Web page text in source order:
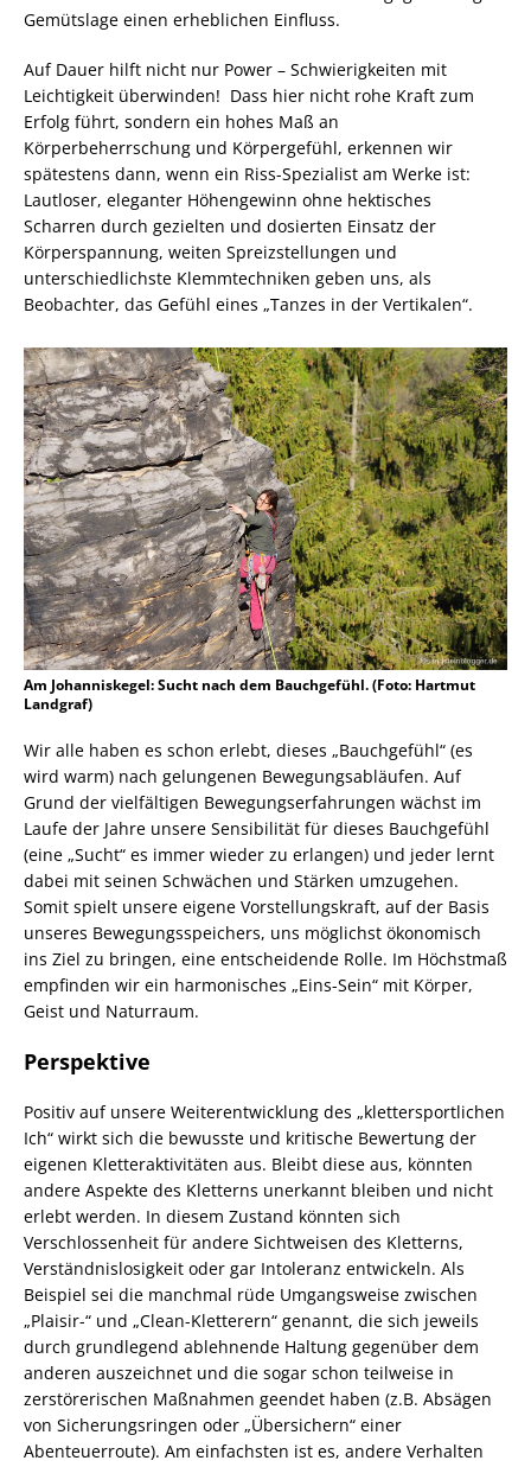
Gemütslage einen erheblichen Einfluss.
Auf Dauer hilft nicht nur Power – Schwierigkeiten mit
Leichtigkeit überwinden! Dass hier nicht rohe Kraft zum
Erfolg führt, sondern ein hohes Maß an
Körperbeherrschung und Körpergefühl, erkennen wir
spätestens dann, wenn ein Riss-Spezialist am Werke ist:
Lautloser, eleganter Höhengewinn ohne hektisches
Scharren durch gezielten und dosierten Einsatz der
Körperspannung, weiten Spreizstellungen und
unterschiedlichste Klemmtechniken geben uns, als
Beobachter, das Gefühl eines „Tanzes in der Vertikalen“.
Am Johanniskegel: Sucht nach dem Bauchgefühl. (Foto: Hartmut
Landgraf)
Wir alle haben es schon erlebt, dieses „Bauchgefühl“ (es
wird warm) nach gelungenen Bewegungsabläufen. Auf
Grund der vielfältigen Bewegungserfahrungen wächst im
Laufe der Jahre unsere Sensibilität für dieses Bauchgefühl
(eine „Sucht“ es immer wieder zu erlangen) und jeder lernt
dabei mit seinen Schwächen und Stärken umzugehen.
Somit spielt unsere eigene Vorstellungskraft, auf der Basis
unseres Bewegungsspeichers, uns möglichst ökonomisch
ins Ziel zu bringen, eine entscheidende Rolle. Im Höchstmaß
empfinden wir ein harmonisches „Eins-Sein“ mit Körper,
Geist und Naturraum.
Perspektive
Positiv auf unsere Weiterentwicklung des „klettersportlichen
Ich“ wirkt sich die bewusste und kritische Bewertung der
eigenen Kletteraktivitäten aus. Bleibt diese aus, könnten
andere Aspekte des Kletterns unerkannt bleiben und nicht
erlebt werden. In diesem Zustand könnten sich
Verschlossenheit für andere Sichtweisen des Kletterns,
Verständnislosigkeit oder gar Intoleranz entwickeln. Als
Beispiel sei die manchmal rüde Umgangsweise zwischen
„Plaisir-“ und „Clean-Kletterern“ genannt, die sich jeweils
durch grundlegend ablehnende Haltung gegenüber dem
anderen auszeichnet und die sogar schon teilweise in
zerstörerischen Maßnahmen geendet haben (z.B. Absägen
von Sicherungsringen oder „Übersichern“ einer
Abenteuerroute). Am einfachsten ist es, andere Verhalten